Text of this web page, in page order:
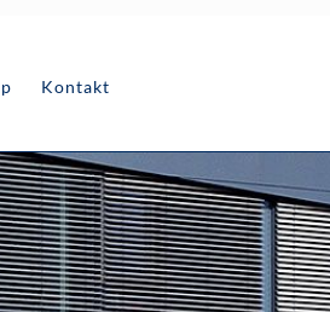
Kontakt